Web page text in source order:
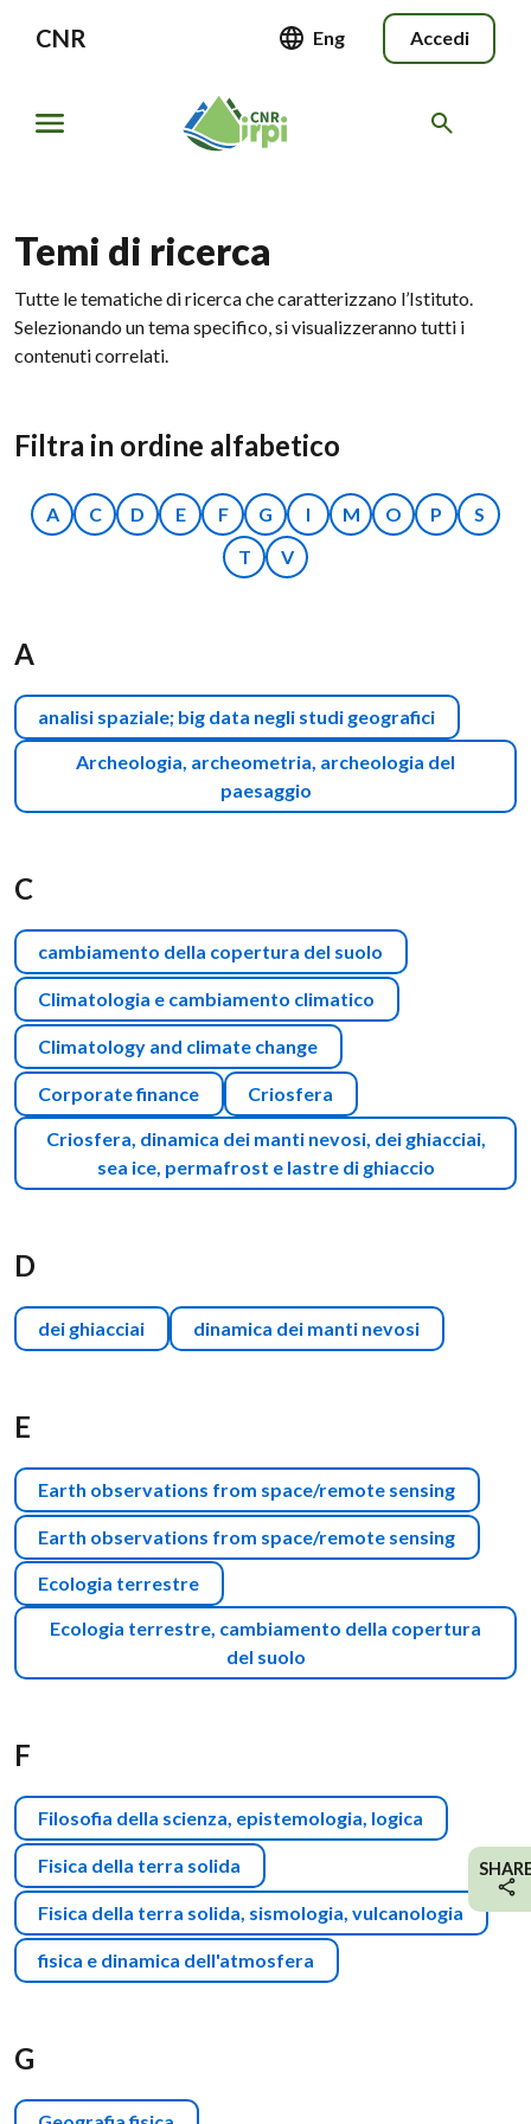
CNR Eng Accedi
Temi di ricerca
Tutte le tematiche di ricerca che caratterizzano l’Istituto.
Selezionando un tema specifico, si visualizzeranno tutti i
contenuti correlati.
Filtra in ordine alfabetico
A C D E F G I M O P
S
T
V
A
analisi spaziale; big data negli studi geografici
Archeologia, archeometria, archeologia del
paesaggio
C
cambiamento della copertura del suolo
Climatologia e cambiamento climatico
Climatology and climate change
Corporate finance
Criosfera
Criosfera, dinamica dei manti nevosi, dei ghiacciai,
sea ice, permafrost e lastre di ghiaccio
D
dei ghiacciai dinamica dei manti nevosi
E
Earth observations from space/remote sensing
Earth observations from space/remote sensing
Ecologia terrestre
Ecologia terrestre, cambiamento della copertura
del suolo
F
Filosofia della scienza, epistemologia, logica
Fisica della terra solida
Fisica della terra solida, sismologia, vulcanologia
fisica e dinamica dell'atmosfera
G